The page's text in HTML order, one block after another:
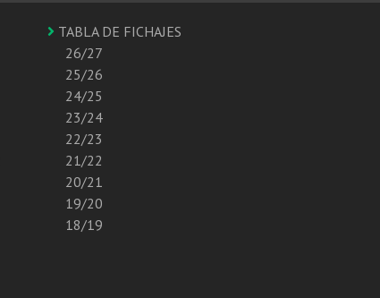
TABLA DE FICHAJES
26/27
25/26
24/25
23/24
22/23
21/22
20/21
19/20
18/19